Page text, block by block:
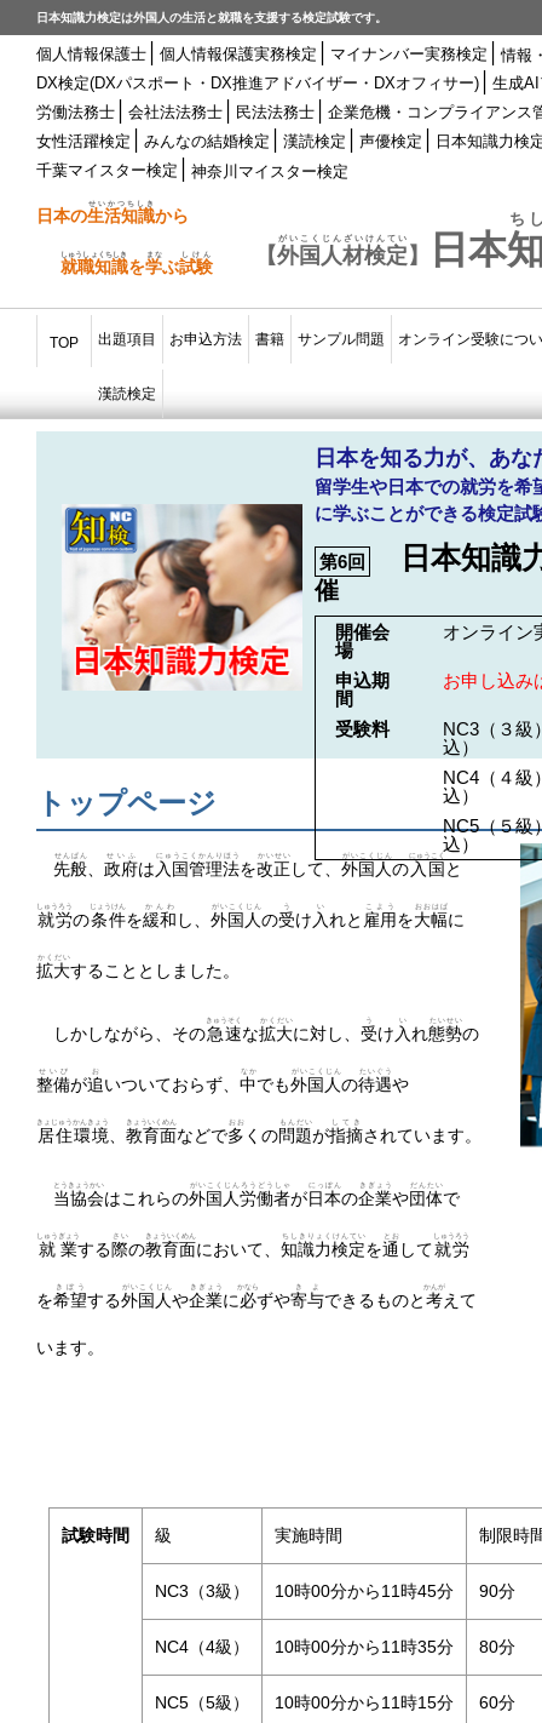
日本知識力検定は外国人の生活と就職を支援する検定試験です。
個人情報保護士 個人情報保護実務検定 マイナンバー実務検定 │情報
DX検定(DXパスポート・DX推進アドバイザー・DXオフィサー)
生成
労働法務士
会社法法務士 民法法務士
企業危機・コンプライアンス
女性活躍検定
みんなの結婚検定 漢読検定 声優検定
日本知識力検
千葉マイスター検定
神奈川マイスター検定
日本の生活知識
せいかつちしき
から
就職知識
しゅうしょくちしき
を学
まな
ぶ試験
しけん 【外国人材検定
がいこくじんざいけんてい
】 日本
ち
TOP 出題項目 お申込方法 書籍 サンプル問題 オンライン受験につ
漢読検定
日本を知る力が、あ
留学生や日本での就労を希
に学ぶことができる検定試
第6回 日本知識
催
開催会
場
オンライン
申込期
間
お申し込み
受験料
NC3（３
込）
NC4（４
込）
NC5（５
込）
トップページ
先般
せんぱん
政府
せいふ
は 入国管理法
にゅうこくかんりほう
を改正
かいせい
して、 外国人
がいこくじん
の 入国
にゅうこく
と
就労
しゅうろう
の条件
じょうけん
を緩和
かんわ
し、 外国人
がいこくじん
の受
う
け 入
い
れと 雇用
こよう
を大幅
おおはば
に
拡大
かくだい
することとしました。
しかしながら、その急速
きゅうそく
な拡大
かくだい
に対し、 受
う
け 入
い
れ態勢
たいせい
の
整備
せいび
が追
お
いついておらず、 中
なか
でも外国人
がいこくじん
の待遇
たいぐう
や
居住環境
きょじゅうかんきょう
教育面
きょういくめん
などで多
おお
くの問題
もんだい
が指摘
してき
されています。
当協会
とうきょうかい
はこれらの外国人
がいこくじん
労働者
ろうどうしゃ
が日本
にっぽん
の企業
きぎょう
や団体
だんたい
で
就業
しゅうぎょう
する際
さい
の教育面
きょういくめん
において、 知識力
ちしきりょく
検定
けんてい
を通
とお
して就労
しゅうろう
を希望
きぼう
する外国人
がいこくじん
や企業
きぎょう
に必
かなら
ずや寄与
きよ
できるものと考
かんが
えて
います。
試験時間 級 実施時間 制限時
NC3（3級） 10時00分から11時45分 90分
NC4（4級） 10時00分から11時35分 80分
NC5（5級） 10時00分から11時15分 60分